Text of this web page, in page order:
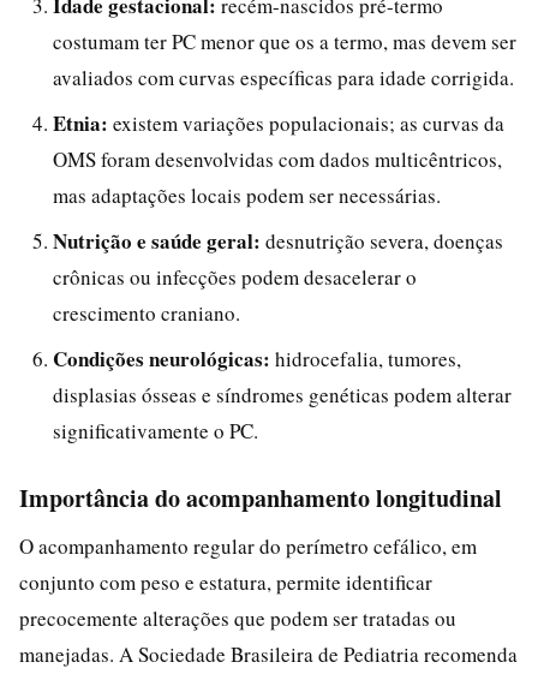
costumam ter PC menor que os a termo, mas devem ser
avaliados com curvas específicas para idade corrigida.
Etnia: existem variações populacionais; as curvas da
OMS foram desenvolvidas com dados multicêntricos,
mas adaptações locais podem ser necessárias.
Nutrição e saúde geral: desnutrição severa, doenças
crônicas ou infecções podem desacelerar o
crescimento craniano.
Condições neurológicas: hidrocefalia, tumores,
displasias ósseas e síndromes genéticas podem alterar
significativamente o PC.
Importância do acompanhamento longitudinal
O acompanhamento regular do perímetro cefálico, em
conjunto com peso e estatura, permite identificar
precocemente alterações que podem ser tratadas ou
manejadas. A Sociedade Brasileira de Pediatria recomenda